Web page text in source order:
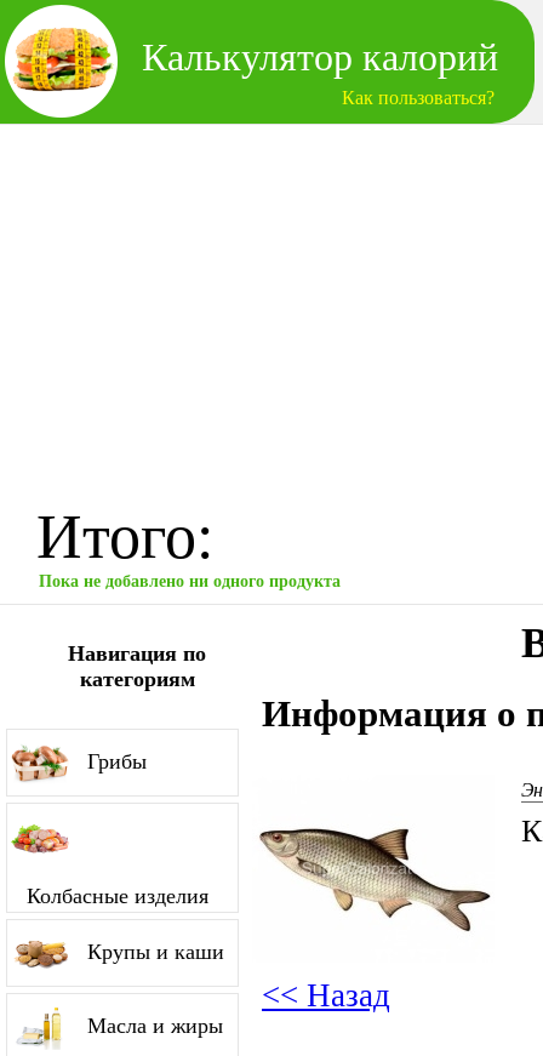
Калькулятор калорий
Как пользоваться?
Итого:
Пока не добавлено ни одного продукта
Навигация по
категориям
Грибы
Колбасные изделия
Крупы и каши
Масла и жиры
Информация о
<< Назад